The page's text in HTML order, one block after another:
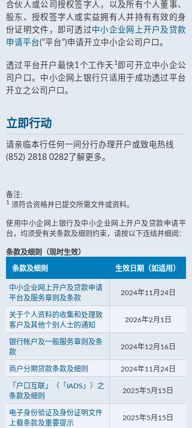
合伙人或公司授权签字人，以及所有个人董事、
股东、授权签字人或实益拥有人并持有有效的身
份证明文件，即可透过中小企业网上开户及贷款
申请平台("平台")申请开立中小企公司户口。
透过平台开户最快1个工作天 1 即可开立中小企公
司户口。中小企网上银行只适用于成功透过平台
开立之公司户口。
立即行动
请亲临本行任何一间分行办理开户或致电热线
(852) 2818 0282了解更多。
备注:
1 须符合资格并已提交所需文件或资料。
使用中小企网上银行及中小企业网上开户及贷款申请平
台，均须受有关条款及细则约束，请按以下连结并细阅：
条款及细则（现时生效）
条款及细则 生效日期（如适用）
中小企业网上开户及贷款申请
平台及服务章则及条款
2024年11月24日
关于个人资料的收集和处理致
客户及其他个别人士的通知
2026年2月1日
银行帐户及一般服务章则及条
款
2024年12月16日
商户分期贷款条款及细则 2024年11月24日
「户口互联」（「IADS」）之
条款及细则
2025年5月15日
电子身份验证及身份证明文件
上载条款及重要提示
2025年5月15日